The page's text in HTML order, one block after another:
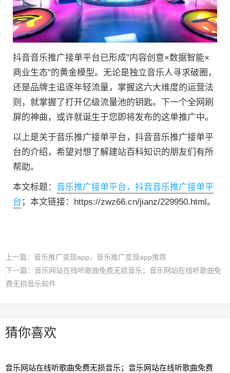
抖音音乐推广接单平台已形成"内容创意×数据智能×
商业生态"的黄金模型。无论是独立音乐人寻求破圈，
还是品牌主追逐年轻流量，掌握这六大维度的运营法
则，就掌握了打开亿级流量池的钥匙。下一个全网刷
屏的神曲，或许就诞生于您即将发布的这单推广中。
以上是关于音乐推广接单平台，抖音音乐推广接单平
台的介绍，希望对想了解建站百科知识的朋友们有所
帮助。
本文标题： 音乐推广接单平台，抖音音乐推广接单平
台 ；本文链接：https://zwz66.cn/jianz/229950.html。
上一篇： 音乐推广变现app，音乐推广变现app推荐
下一篇： 音乐网站在线听歌曲免费无损音乐；音乐网站在线听歌曲免
费无损音乐软件
猜你喜欢
音乐网站在线听歌曲免费无损音乐；音乐网站在线听歌曲免费